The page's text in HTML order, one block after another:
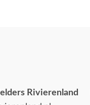
Rivierenland